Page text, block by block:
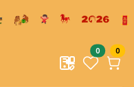
0 0